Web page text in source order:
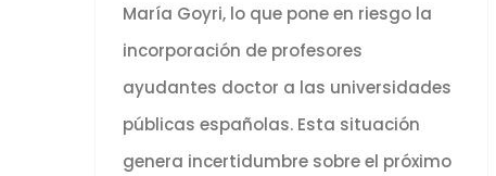
María Goyri, lo que pone en riesgo la
incorporación de profesores
ayudantes doctor a las universidades
públicas españolas. Esta situación
genera incertidumbre sobre el próximo